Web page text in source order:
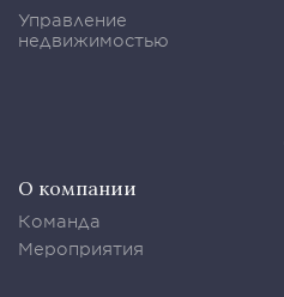
Управление
недвижимостью
О компании
Команда
Мероприятия